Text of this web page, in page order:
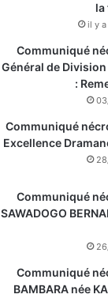
la
il y a
Communiqué
Général de Division
:
Communiqué
Excellence
Communiqué
SAWADOGO
Communiqué
BAMBARA née